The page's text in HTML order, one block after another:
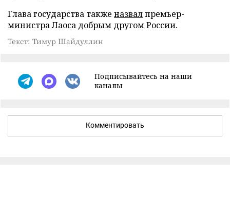
Глава государства также назвалпремьер-
министра Лаоса добрым другом России.
Текст: Тимур Шайдуллин
Подписывайтесь на наши
каналы
Комментировать